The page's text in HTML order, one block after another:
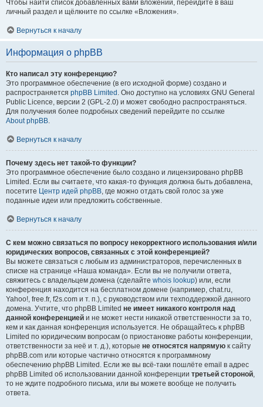
Чтобы найти список добавленных вами вложений, перейдите в ваш
личный раздел и щёлкните по ссылке «Вложения».
Вернуться к началу
Информация о phpBB
Кто написал эту конференцию?
Это программное обеспечение (в его исходной форме) создано и
распространяется phpBB Limited . Оно доступно на условиях GNU General
Public Licence, версии 2 (GPL-2.0) и может свободно распространяться.
Для получения более подробных сведений перейдите по ссылке
About phpBB.
Вернуться к началу
Почему здесь нет такой-то функции?
Это программное обеспечение было создано и лицензировано phpBB
Limited. Если вы считаете, что какая-то функция должна быть добавлена,
посетите Центр идей phpBB, где можно отдать свой голос за уже
поданные идеи или предложить собственные.
Вернуться к началу
С кем можно связаться по вопросу некорректного использования и/или
юридических вопросов, связанных с этой конференцией?
Вы можете связаться с любым из администраторов, перечисленных в
списке на странице «Наша команда». Если вы не получили ответа,
свяжитесь с владельцем домена (сделайте whois lookup) или, если
конференция находится на бесплатном домене (например, chat.ru,
Yahoo!, free.fr, f2s.com и т. п.), с руководством или техподдержкой данного
домена. Учтите, что phpBB Limited не имеет никакого контроля над
данной конференцией и не может нести никакой ответственности за то,
кем и как данная конференция используется. Не обращайтесь к phpBB
Limited по юридическим вопросам (о приостановке работы конференции,
ответственности за неё и т. д.), которые не относятся напрямую к сайту
phpBB.com или которые частично относятся к программному
обеспечению phpBB Limited. Если же вы всё-таки пошлёте email в адрес
phpBB Limited об использовании данной конференции третьей стороной,
то не ждите подробного письма, или вы можете вообще не получить
ответа.